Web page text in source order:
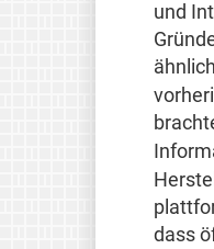
und
dass